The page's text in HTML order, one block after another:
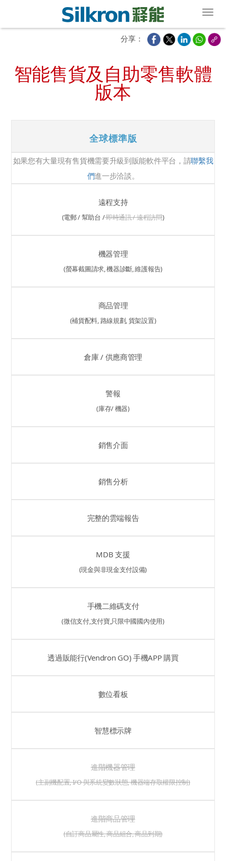
分享：
智能售貨及自助零售軟體
版本
全球標準版
如果您有大量現有售貨機需要升級到販能軟件平台，請聯繫我
們進一步洽談。
遠程支持
(電郵 / 幫助台 /即時通訊 / 遠程訪問)
機器管理
(螢幕截圖請求, 機器診斷, 維護報告)
商品管理
(補貨配料, 路線規劃, 貨架設置)
倉庫 / 供應商管理
警報
(庫存/ 機器)
銷售介面
銷售分析
完整的雲端報告
MDB 支援
(現金與非現金支付設備)
手機二維碼支付
(微信支付,支付寶,只限中國國內使用)
透過販能行(Vendron GO) 手機APP 購買
數位看板
智慧標示牌
進階機器管理
(主副機配置, I/O 與系統變數狀態, 機器端存取權限控制)
進階商品管理
(自訂商品屬性, 商品組合, 商品到期)